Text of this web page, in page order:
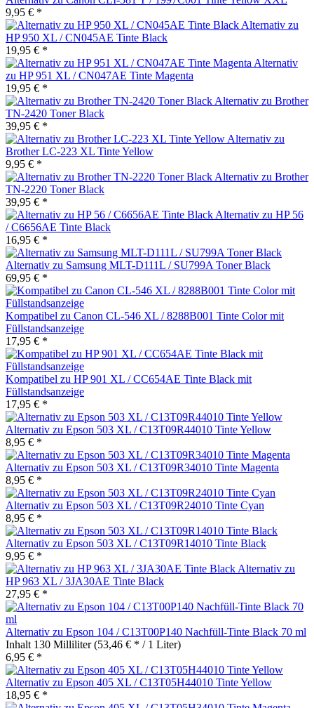
9,95 € *
Alternativ zu
HP 950 XL / CN045AE Tinte Black
19,95 € *
Alternativ
zu HP 951 XL / CN047AE Tinte Magenta
19,95 € *
Alternativ zu Brother
TN-2420 Toner Black
39,95 € *
Alternativ zu
Brother LC-223 XL Tinte Yellow
9,95 € *
Alternativ zu Brother
TN-2220 Toner Black
39,95 € *
Alternativ zu HP 56
/ C6656AE Tinte Black
16,95 € *
Alternativ zu Samsung MLT-D111L / SU799A Toner Black
69,95 € *
Kompatibel zu Canon CL-546 XL / 8288B001 Tinte Color mit
Füllstandsanzeige
17,95 € *
Kompatibel zu HP 901 XL / CC654AE Tinte Black mit
Füllstandsanzeige
17,95 € *
Alternativ zu Epson 503 XL / C13T09R44010 Tinte Yellow
8,95 € *
Alternativ zu Epson 503 XL / C13T09R34010 Tinte Magenta
8,95 € *
Alternativ zu Epson 503 XL / C13T09R24010 Tinte Cyan
8,95 € *
Alternativ zu Epson 503 XL / C13T09R14010 Tinte Black
9,95 € *
Alternativ zu
HP 963 XL / 3JA30AE Tinte Black
27,95 € *
Alternativ zu Epson 104 / C13T00P140 Nachfüll-Tinte Black 70 ml
Inhalt 130 Milliliter(53,46 € * / 1 Liter)
6,95 € *
Alternativ zu Epson 405 XL / C13T05H44010 Tinte Yellow
18,95 € *